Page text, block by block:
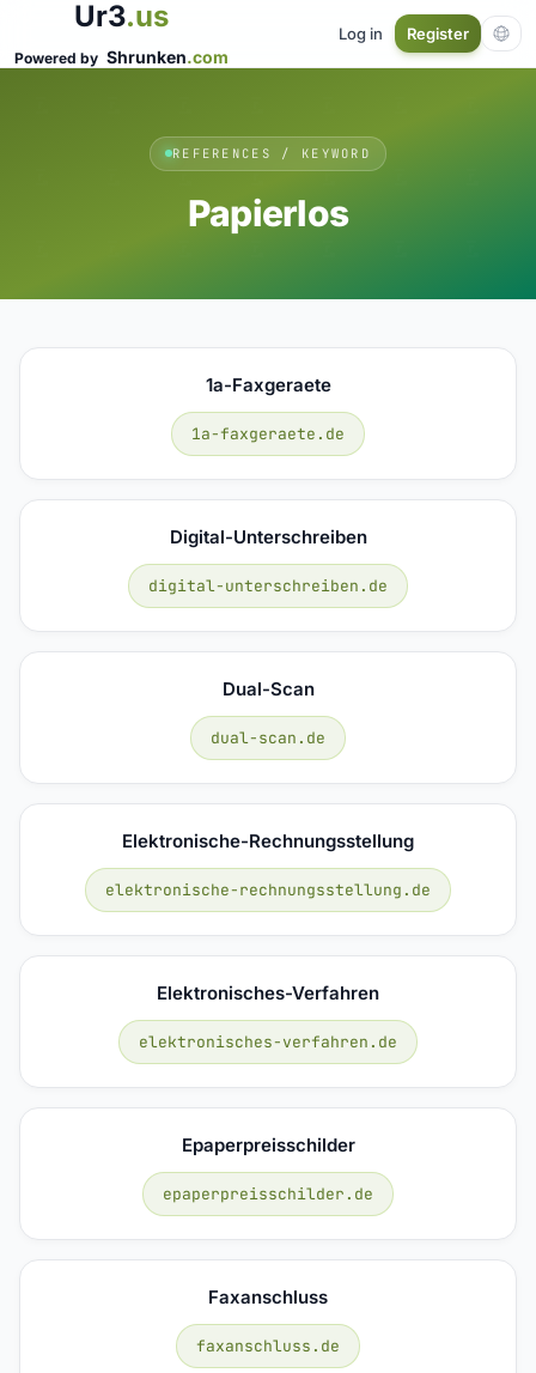
Ur3.us
Powered by Shrunken.com
Log in Register
REFERENCES / KEYWORD
Papierlos
1a-Faxgeraete
1a-faxgeraete.de
Digital-Unterschreiben
digital-unterschreiben.de
Dual-Scan
dual-scan.de
Elektronische-Rechnungsstellung
elektronische-rechnungsstellung.de
Elektronisches-Verfahren
elektronisches-verfahren.de
Epaperpreisschilder
epaperpreisschilder.de
Faxanschluss
faxanschluss.de